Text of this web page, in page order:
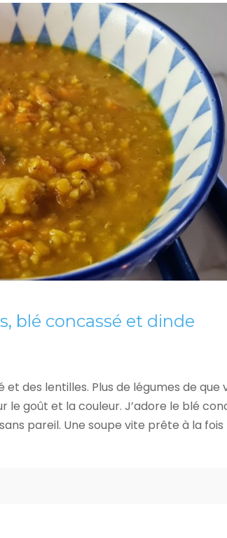
blé concassé et dinde
des lentilles. Plus de légumes de que
goût et la couleur. J’adore le blé
pareil. Une soupe vite prête à la